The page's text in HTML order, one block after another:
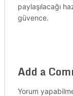
paylaşılacağı
güvence.
Add a
Yorum